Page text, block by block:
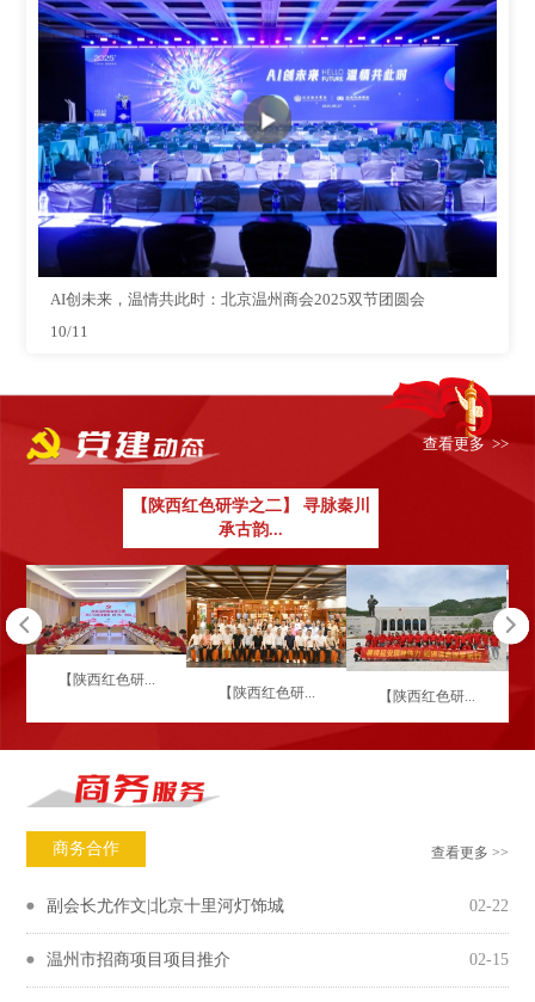
AI创未来，温情共此时：北京温州商会2025双节团圆会
10/11
查看更多 >>
【陕西红色研...
【陕西红色研...
【陕西红色研学之二】 寻脉秦川
承古韵...
【陕西红色研...
商务合作 查看更多 >>
副会长尤作文|北京十里河灯饰城 02-22
温州市招商项目项目推介 02-15